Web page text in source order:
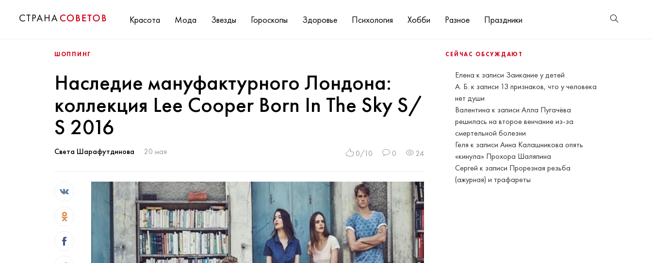
Красота Мода Звезды Гороскопы Здоровье Психология Хобби Разное Праздники
СЕЙЧАС ОБСУЖДАЮТ
Елена к записи Заикание у детей
А. Б. к записи 13 признаков, что у человека
нет души
Валентина к записиАлла Пугачёва
решилась на второе венчание из-за
смертельной болезни
Геля к записиАнна Калашникова опять
«кинула» Прохора Шаляпина
Сергей к записи Прорезная резьба
(ажурная) и трафареты
ШОППИНГ
Наследие мануфактурного Лондона:
коллекция Lee Cooper Born In The Sky S/
S 2016
Света Шарафутдинова 20 мая 0/10 0 24